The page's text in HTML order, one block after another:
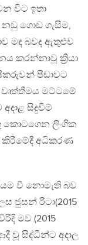
විට ඉතා
ගොඩ ගැසීම,
මද බවද ඇතුළුව
කරන්නාවූ ක්‍රියා
පීඩාවට
මට්ටමේ
සිදුවීම්
ලිංගික
කිරීමේදී අධිකරණ
වී නොමැති බව
ජුසන් රිටා(2015
මව (2015
වූ සිද්ධීන්ට අදාල